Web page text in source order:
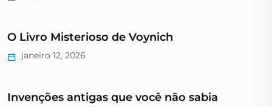
O Livro Misterioso de Voynich
janeiro 12, 2026
Invenções antigas que você não sabia